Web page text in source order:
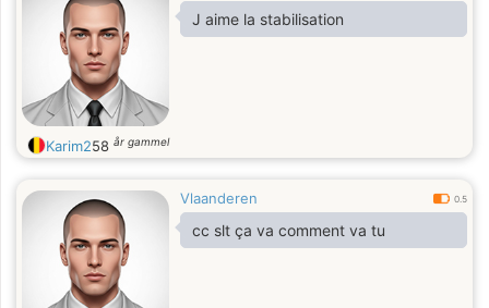
J aime la stabilisation
Karim258 år gammel
Vlaanderen 0.5
cc slt ça va comment va tu